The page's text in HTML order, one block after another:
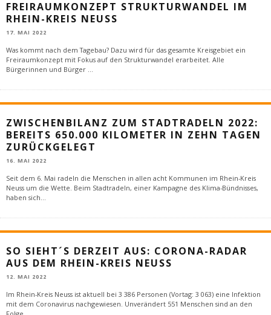
FREIRAUMKONZEPT STRUKTURWANDEL IM
RHEIN-KREIS NEUSS
17. MAI 2022
Was kommt nach dem Tagebau? Dazu wird für das gesamte Kreisgebiet ein
Freiraumkonzept mit Fokus auf den Strukturwandel erarbeitet. Alle
Bürgerinnen und Bürger ...
ZWISCHENBILANZ ZUM STADTRADELN 2022:
BEREITS 650.000 KILOMETER IN ZEHN TAGEN
ZURÜCKGELEGT
16. MAI 2022
Seit dem 6. Mai radeln die Menschen in allen acht Kommunen im Rhein-Kreis
Neuss um die Wette. Beim Stadtradeln, einer Kampagne des Klima-Bündnisses,
haben sich...
SO SIEHT´S DERZEIT AUS: CORONA-RADAR
AUS DEM RHEIN-KREIS NEUSS
12. MAI 2022
Im Rhein-Kreis Neuss ist aktuell bei 3 386 Personen (Vortag: 3 063) eine Infektion
mit dem Coronavirus nachgewiesen. Unverändert 551 Menschen sind an den